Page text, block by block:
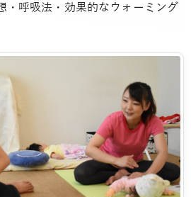
・呼吸法・効果的なウォーミング